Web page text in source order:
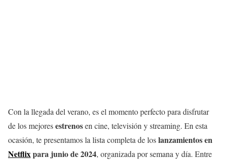
Con la llegada del verano, es el momento perfecto para disfrutar
de los mejoresestrenosen cine, televisión y streaming. En esta
ocasión, te presentamos la lista completa de loslanzamientos en
Netflixpara junio de 2024, organizada por semana y día. Entre